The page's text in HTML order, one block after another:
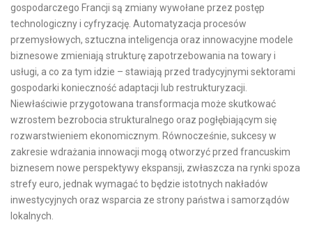
gospodarczego Francji są zmiany wywołane przez postęp
technologiczny i cyfryzację. Automatyzacja procesów
przemysłowych, sztuczna inteligencja oraz innowacyjne modele
biznesowe zmieniają strukturę zapotrzebowania na towary i
usługi, a co za tym idzie – stawiają przed tradycyjnymi sektorami
gospodarki konieczność adaptacji lub restrukturyzacji.
Niewłaściwie przygotowana transformacja może skutkować
wzrostem bezrobocia strukturalnego oraz pogłębiającym się
rozwarstwieniem ekonomicznym. Równocześnie, sukcesy w
zakresie wdrażania innowacji mogą otworzyć przed francuskim
biznesem nowe perspektywy ekspansji, zwłaszcza na rynki spoza
strefy euro, jednak wymagać to będzie istotnych nakładów
inwestycyjnych oraz wsparcia ze strony państwa i samorządów
lokalnych.